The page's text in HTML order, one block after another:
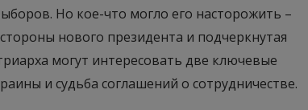
Но кое-что могло его насторожить –
нового президента и подчеркнутая
могут интересовать две ключевые
и судьба соглашений о сотрудничестве.